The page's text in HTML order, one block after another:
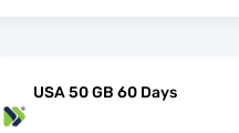
USA 50 GB 60 Days